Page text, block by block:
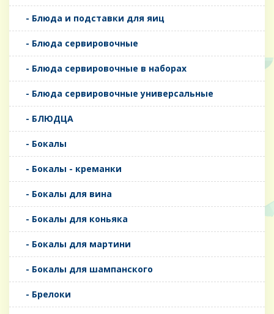
- Блюда и подставки для яиц
- Блюда сервировочные
- Блюда сервировочные в наборах
- Блюда сервировочные универсальные
- БЛЮДЦА
- Бокалы
- Бокалы - креманки
- Бокалы для вина
- Бокалы для коньяка
- Бокалы для мартини
- Бокалы для шампанского
- Брелоки